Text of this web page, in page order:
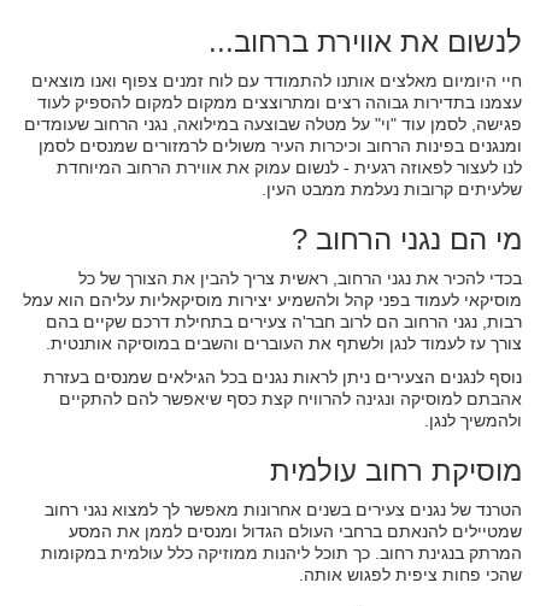
לנשום את אווירת ברחוב...
חיי היומיום מאלצים אותנו להתמודד עם לוח זמנים צפוף ואנו מוצאים
עצמנו בתדירות גבוהה רצים ומתרוצצים ממקום למקום להספיק לעוד
פגישה, לסמן עוד "וי" על מטלה שבוצעה במילואה, נגני הרחוב שעומדים
ומנגנים בפינות הרחוב וכיכרות העיר משולים לרמזורים שמנסים לסמן
לנו לעצור לפאוזה רגעית - לנשום עמוק את אווירת הרחוב המיוחדת
שלעיתים קרובות נעלמת ממבט העין.
מי הם נגני הרחוב ?
בכדי להכיר את נגני הרחוב, ראשית צריך להבין את הצורך של כל
מוסיקאי לעמוד בפני קהל ולהשמיע יצירות מוסיקאליות עליהם הוא עמל
רבות, נגני הרחוב הם לרוב חבר'ה צעירים בתחילת דרכם שקיים בהם
צורך עז לעמוד לנגן ולשתף את העוברים והשבים במוסיקה אותנטית.
נוסף לנגנים הצעירים ניתן לראות נגנים בכל הגילאים שמנסים בעזרת
אהבתם למוסיקה ונגינה להרוויח קצת כסף שיאפשר להם להתקיים
ולהמשיך לנגן.
מוסיקת רחוב עולמית
הטרנד של נגנים צעירים בשנים אחרונות מאפשר לך למצוא נגני רחוב
שמטיילים להנאתם ברחבי העולם הגדול ומנסים לממן את המסע
המרתק בנגינת רחוב. כך תוכל ליהנות ממוזיקה כלל עולמית במקומות
שהכי פחות ציפית לפגוש אותה.